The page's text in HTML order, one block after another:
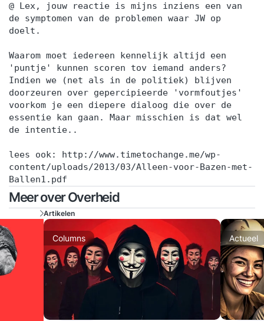
@ Lex, jouw reactie is mijns inziens een van
de symptomen van de problemen waar JW op
doelt.
Waarom moet iedereen kennelijk altijd een
'puntje' kunnen scoren tov iemand anders?
Indien we (net als in de politiek) blijven
doorzeuren over gepercipieerde 'vormfoutjes'
voorkom je een diepere dialoog die over de
essentie kan gaan. Maar misschien is dat wel
de intentie..
lees ook: http://www.timetochange.me/wp-
content/uploads/2013/03/Alleen-voor-Bazen-met-
Ballen1.pdf
Meer over Overheid
Artikelen
Columns Actueel